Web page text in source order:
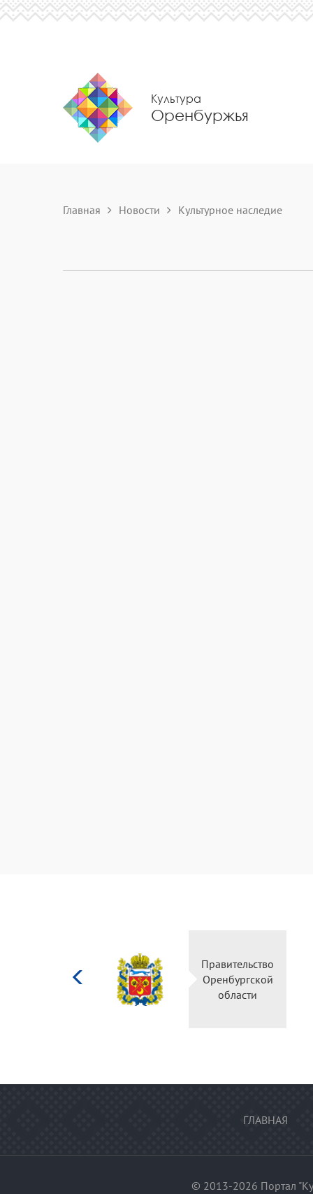
Культура
Оренбуржья
Главная Новости Культурное наследие
Правительство
Оренбургской
области
ГЛАВНАЯ
© 2013-2026 Портал